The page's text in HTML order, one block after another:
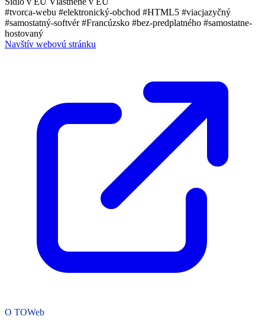
#tvorca-webu #elektronický-obchod #HTML5 #viacjazyčný
#samostatný-softvér#Francúzsko #bez-predplatného #samostatne-
hostovaný
Navštív webovú stránku
O TOWeb